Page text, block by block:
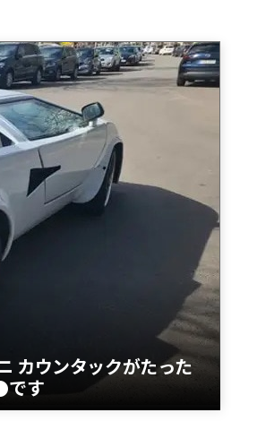
カウンタックがたった
です